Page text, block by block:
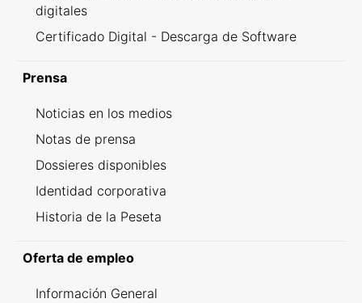
digitales
Certificado Digital - Descarga de Software
Prensa
Noticias en los medios
Notas de prensa
Dossieres disponibles
Identidad corporativa
Historia de la Peseta
Oferta de empleo
Información General